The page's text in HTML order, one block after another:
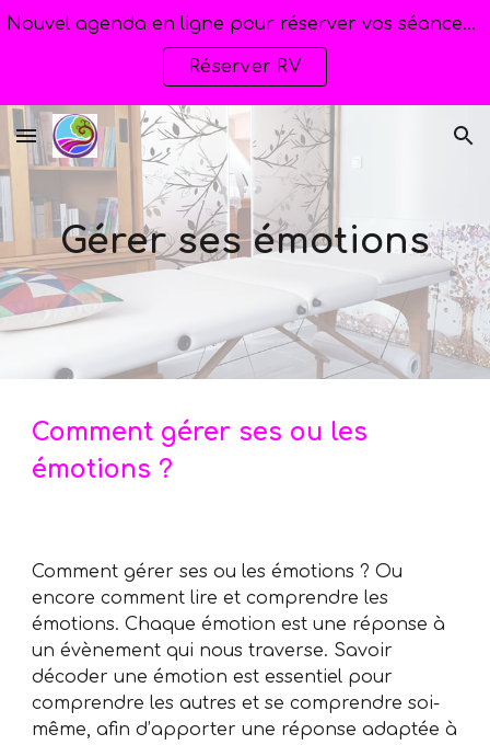
Skip to main content
Nouvel agenda en ligne pour réserver vos séances de Kinésiologie.
Réserver RV
Gérer ses émotions
Comment gérer ses ou les
émotions ?
Comment gérer ses ou les émotions ? Ou
encore comment lire et comprendre les
émotions. Chaque émotion est une réponse à
un évènement qui nous traverse. Savoir
décoder une émotion est essentiel pour
comprendre les autres et se comprendre soi-
même, afin d’apporter une réponse adaptée à